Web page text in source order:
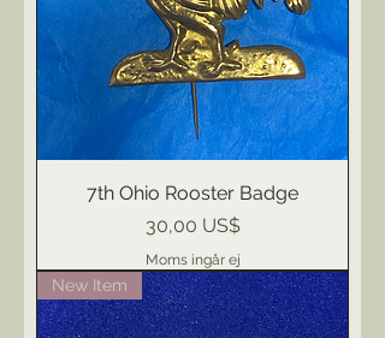
7th Ohio Rooster Badge
Pris
30,00 US$
Moms ingår ej
New Item